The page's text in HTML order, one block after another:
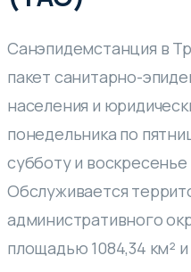
Санэпидемстанция в
пакет санитарно-
населения и
понедельника по
субботу и воскресенье
Обслуживается
административного
площадью 1084,34 км²